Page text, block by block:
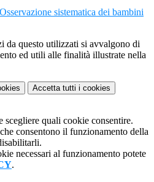
sistematica dei bambini
da questo utilizzati si avvalgono di
ed utili alle finalità illustrate nella
Accetta tutti i cookies
scegliere quali cookie consentire.
consentono il funzionamento della
necessari al funzionamento potete
.